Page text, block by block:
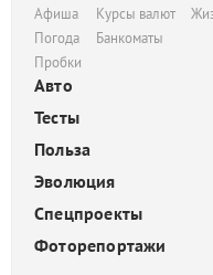
Афиша
Погода
Пробки
Курсы валют
Банкоматы
Авто
Тесты
Польза
Эволюция
Спецпроекты
Фоторепортажи